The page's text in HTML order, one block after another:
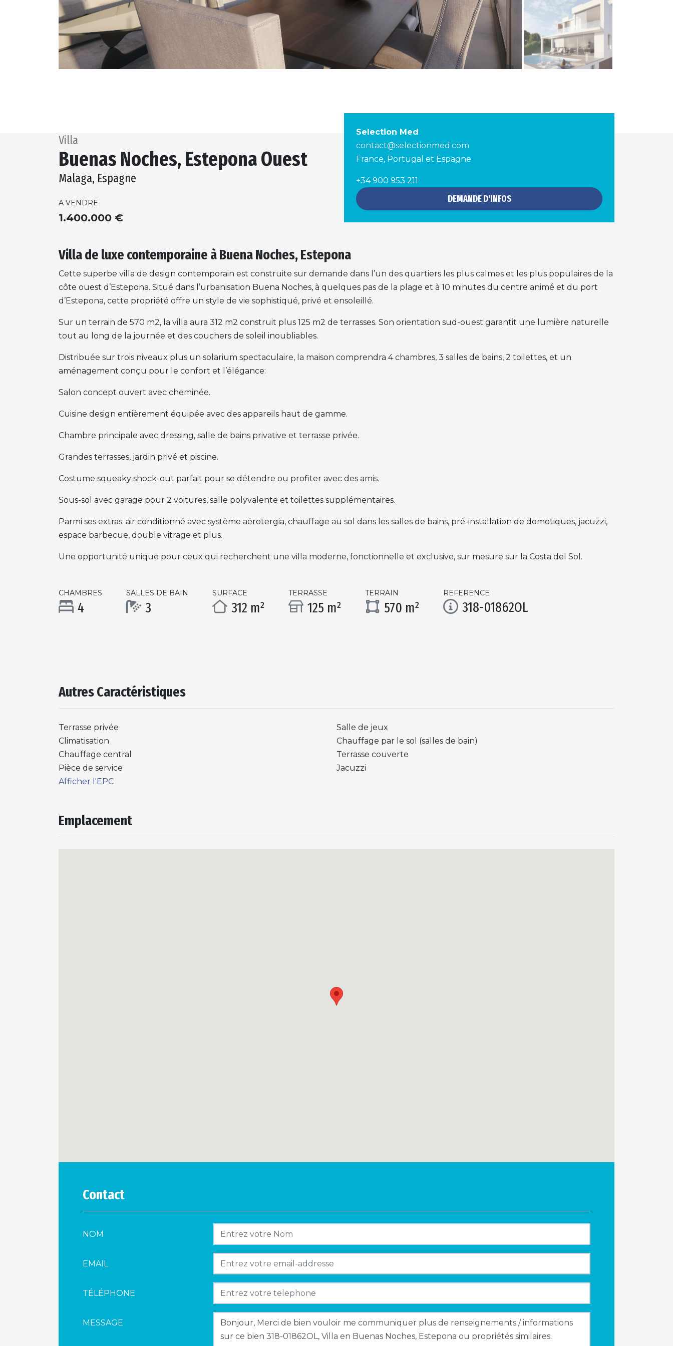
Villa
Buenas Noches, Estepona Ouest
Malaga, Espagne
A VENDRE
1.400.000 €
Selection Med
contact@selectionmed.com
France, Portugal et Espagne
+34 900 953 211
DEMANDE D'INFOS
Villa de luxe contemporaine à Buena Noches, Estepona
Cette superbe villa de design contemporain est construite sur demande dans l’un des quartiers les plus calmes et les plus populaires de la
côte ouest d’Estepona. Situé dans l’urbanisation Buena Noches, à quelques pas de la plage et à 10 minutes du centre animé et du port
d’Estepona, cette propriété offre un style de vie sophistiqué, privé et ensoleillé.
Sur un terrain de 570 m2, la villa aura 312 m2 construit plus 125 m2 de terrasses. Son orientation sud-ouest garantit une lumière naturelle
tout au long de la journée et des couchers de soleil inoubliables.
Distribuée sur trois niveaux plus un solarium spectaculaire, la maison comprendra 4 chambres, 3 salles de bains, 2 toilettes, et un
aménagement conçu pour le confort et l’élégance:
Salon concept ouvert avec cheminée.
Cuisine design entièrement équipée avec des appareils haut de gamme.
Chambre principale avec dressing, salle de bains privative et terrasse privée.
Grandes terrasses, jardin privé et piscine.
Costume squeaky shock-out parfait pour se détendre ou profiter avec des amis.
Sous-sol avec garage pour 2 voitures, salle polyvalente et toilettes supplémentaires.
Parmi ses extras: air conditionné avec système aérotergia, chauffage au sol dans les salles de bains, pré-installation de domotiques, jacuzzi,
espace barbecue, double vitrage et plus.
Une opportunité unique pour ceux qui recherchent une villa moderne, fonctionnelle et exclusive, sur mesure sur la Costa del Sol.
CHAMBRES
4
SALLES DE BAIN
3
SURFACE
312 m²
TERRASSE
125 m²
TERRAIN
570 m²
REFERENCE
318-01862OL
Autres Caractéristiques
Terrasse privée
Salle de jeux
Climatisation
Chauffage par le sol (salles de bain)
Chauffage central
Terrasse couverte
Pièce de service
Jacuzzi
Afficher l'EPC
Emplacement
Contact
NOM
EMAIL
TÉLÉPHONE
MESSAGE